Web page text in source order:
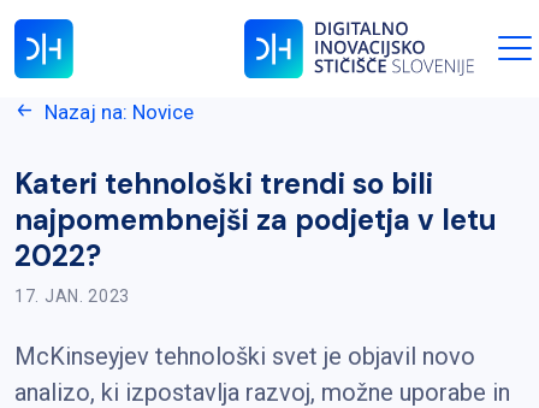
Nazaj na: Novice
Kateri tehnološki trendi so bili
najpomembnejši za podjetja v letu
2022?
17. JAN. 2023
McKinseyjev tehnološki svet je objavil novo
analizo, ki izpostavlja razvoj, možne uporabe in